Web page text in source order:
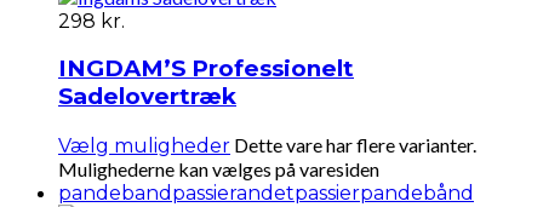
298 kr.
INGDAM’S Professionelt
Sadelovertræk
Vælg muligheder Dette vare har flere varianter.
Mulighederne kan vælges på varesiden
pandeband passierandetpassierpandebånd